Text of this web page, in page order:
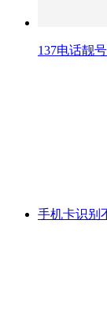
137电话靓
手机卡识别